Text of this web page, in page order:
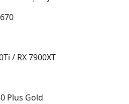
/ RX 7900XT
Plus Gold